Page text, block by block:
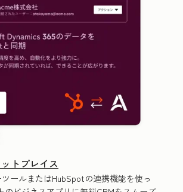
トプレイス
ールまたはHubSpotの連携機能を使っ